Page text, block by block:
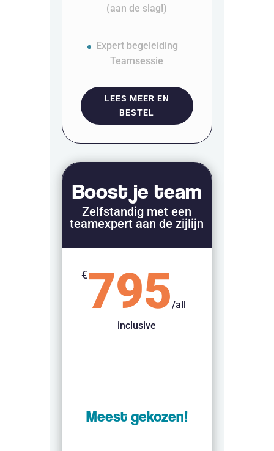
(aan de slag!)
Expert begeleiding
Teamsessie
LEES MEER EN
BESTEL
Boost je team
Zelfstandig met een
teamexpert aan de zijlijn
€795/all
inclusive
Meest gekozen!